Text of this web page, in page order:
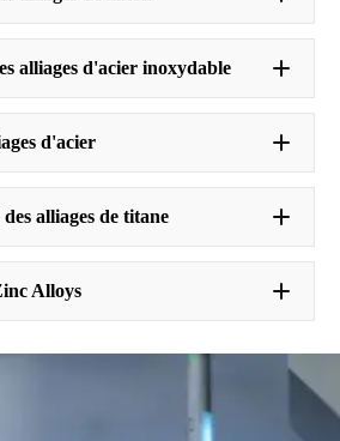
alliages d'acier inoxydable
d'acier
alliages de titane
Alloys